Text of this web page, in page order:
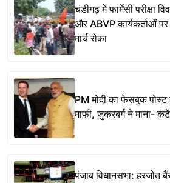
चंडीगढ़ में फार्मेसी परीक्षा
और ABVP कार्यकर्ताओं
मार्च रोका
PM मोदी का फेसबुक पोस्ट
माफी, जुकरबर्ग ने माना-
पंजाब विधानसभा: हरजोत